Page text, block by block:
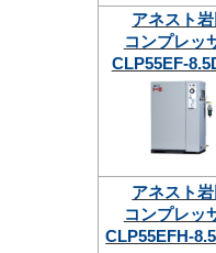
アネスト岩
コンプレッ
CLP55EF-
アネスト岩
コンプレッ
CLP55EFH-